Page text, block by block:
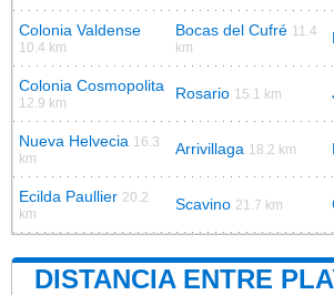
Colonia Valdense
10.4 km
Bocas del Cufré 11.4
km
Colonia Cosmopolita
12.9 km
Rosario 15.1 km
Nueva Helvecia 16.3
km
Arrivillaga 18.2 km
Ecilda Paullier 20.2
km
Scavino 21.7 km
DISTANCIA ENTRE